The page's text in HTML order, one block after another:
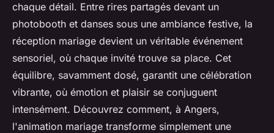
chaque détail. Entre rires partagés devant un
photobooth et danses sous une ambiance festive, la
réception mariage devient un véritable événement
sensoriel, où chaque invité trouve sa place. Cet
équilibre, savamment dosé, garantit une célébration
vibrante, où émotion et plaisir se conjuguent
intensément. Découvrez comment, à Angers,
l'animation mariage transforme simplement une